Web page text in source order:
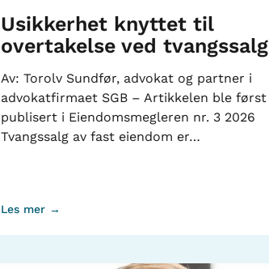
Usikkerhet knyttet til
overtakelse ved tvangssalg
Av: Torolv Sundfør, advokat og partner i
advokatfirmaet SGB – Artikkelen ble først
publisert i Eiendomsmegleren nr. 3 2026
Tvangssalg av fast eiendom er…
Les mer →